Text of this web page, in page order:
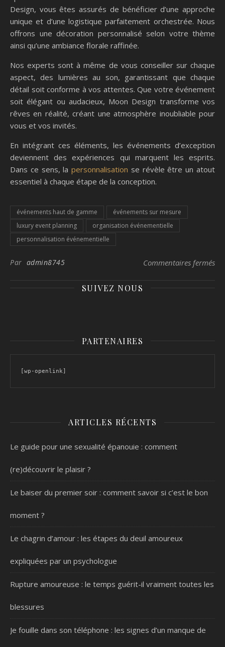
Design, vous êtes assurés de bénéficier d’une approche
unique et d’une logistique parfaitement orchestrée. Nous
offrons une décoration personnalisé selon votre thème
ainsi qu’une ambiance florale raffinée.
Nos experts sont à même de vous conseiller sur chaque
aspect, des lumières au son, garantissant que chaque
détail soit conforme à vos attentes. Que votre événement
soit élégant ou audacieux, Moon Design transforme vos
rêves en réalité, créant une atmosphère inoubliable pour
vous et vos invités.
En intégrant ces éléments, les événements d’exception
deviennent des expériences qui marquent les esprits.
Dans ce sens, lapersonnalisation se révèle être un atout
essentiel à chaque étape de la conception.
événements haut de gamme
événements sur mesure
luxury event planning
organisation événementielle
personnalisation événementielle
Par admin8745 Commentaires fermés
SUIVEZ NOUS
PARTENAIRES
[wp-openlink]
ARTICLES RÉCENTS
Le guide pour une sexualité épanouie : comment
(re)découvrir le plaisir ?
Le baiser du premier soir : comment savoir si c’est le bon
moment ?
Le chagrin d’amour : les étapes du deuil amoureux
expliquées par un psychologue
Rupture amoureuse : le temps guérit-il vraiment toutes les
blessures
Je fouille dans son téléphone : les signes d’un manque de